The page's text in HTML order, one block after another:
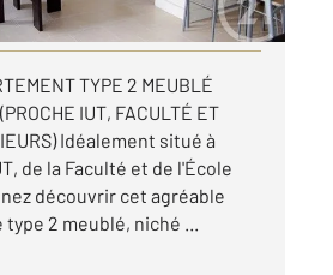
TYPE 2 MEUBLÉ
IUT, FACULTÉ ET
Idéalement situé à
de la Faculté et de l'École
découvrir cet agréable
2 meublé, niché ...